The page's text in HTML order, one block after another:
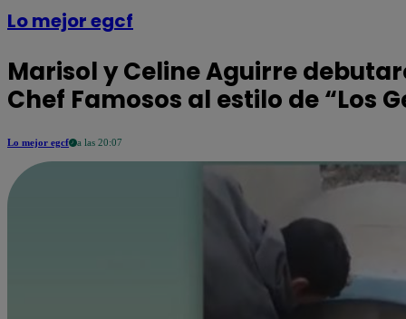
Lo mejor egcf
Marisol y Celine Aguirre
Chef Famosos al estilo de “Los
Lo mejor egcf a las 20:07